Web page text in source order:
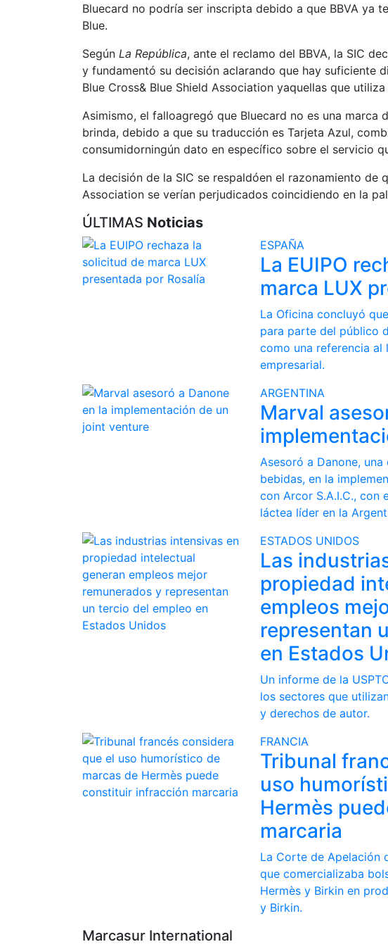
Bluecard no podría ser inscripta debido a que BBVA ya
Blue.
Según La República, ante el reclamo del BBVA, la SIC
y fundamentó su decisión aclarando que hay suficiente
Blue Cross& Blue Shield Association yaquellas que
Asimismo, el falloagregó que Bluecard no es una marca
brinda, debido a que su traducción es Tarjeta Azul,
consumidorningún dato en específico sobre el servicio
La decisión de la SIC se respaldóen el razonamiento de
Association se verían perjudicados coincidiendo en la
ÚLTIMAS Noticias
ESPAÑA
La EUIPO
marca LUX
La Oficina concluyó
para parte del público
como una referencia
empresarial.
ARGENTINA
Marval
Asesoró a Danone,
bebidas, en la
con Arcor S.A.I.C., con
láctea líder en la
ESTADOS UNIDOS
Las
propiedad
empleos
representan
en Estados
Un informe de la
los sectores que
y derechos de autor.
FRANCIA
Tribunal
uso
Hermès
marcaria
La Corte de Apelación
que comercializaba
Hermès y Birkin en
y Birkin.
Marcasur International